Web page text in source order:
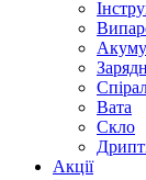
Вата
Скло
Акції